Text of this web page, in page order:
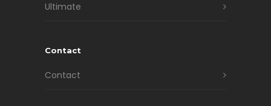
Ultimate
Contact
Contact